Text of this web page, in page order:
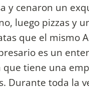
y cenaron un
luego pizzas y
que el mismo
es un
que tiene una
Durante toda la